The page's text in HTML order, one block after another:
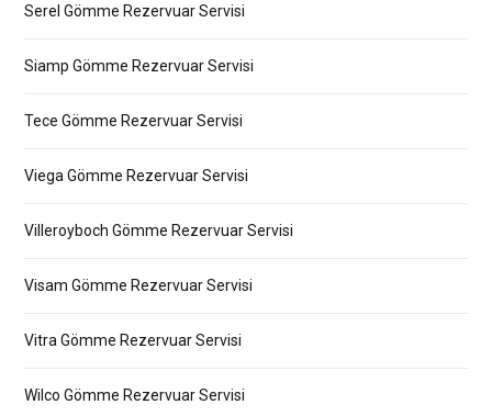
Serel Gömme Rezervuar Servisi
Siamp Gömme Rezervuar Servisi
Tece Gömme Rezervuar Servisi
Viega Gömme Rezervuar Servisi
Villeroyboch Gömme Rezervuar Servisi
Visam Gömme Rezervuar Servisi
Vitra Gömme Rezervuar Servisi
Wilco Gömme Rezervuar Servisi